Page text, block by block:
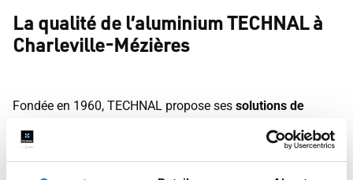
La qualité de l’aluminium TECHNAL à
Charleville-Mézières
Fondée en 1960, TECHNAL propose ses solutions de
Mézières et dans tout le bassin ardennais
. Fenêtres,
portes, baies coulissantes, vérandas, pergolas, volets et